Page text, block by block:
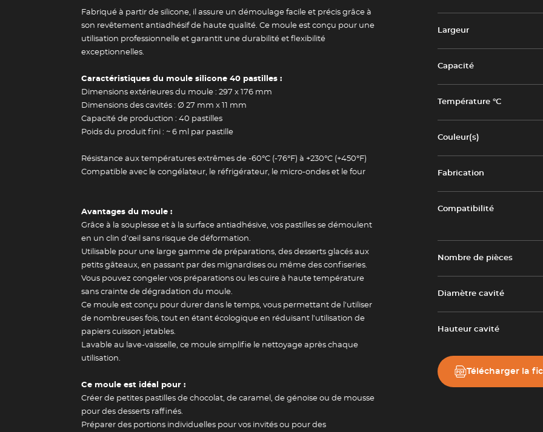
Fabriqué à partir de silicone, il assure un démoulage facile et précis grâce à
son revêtement antiadhésif de haute qualité. Ce moule est conçu pour une
utilisation professionnelle et garantit une durabilité et flexibilité
exceptionnelles.
Caractéristiques du moule silicone 40 pastilles :
Dimensions extérieures du moule : 297 x 176 mm
Dimensions des cavités : Ø 27 mm x 11 mm
Capacité de production : 40 pastilles
Poids du produit fini : ~ 6 ml par pastille
Résistance aux températures extrêmes de -60°C (-76°F) à +230°C (+450°F)
Compatible avec le congélateur, le réfrigérateur, le micro-ondes et le four
Avantages du moule :
Grâce à la souplesse et à la surface antiadhésive, vos pastilles se démoulent
en un clin d’œil sans risque de déformation.
Utilisable pour une large gamme de préparations, des desserts glacés aux
petits gâteaux, en passant par des mignardises ou même des confiseries.
Vous pouvez congeler vos préparations ou les cuire à haute température
sans crainte de dégradation du moule.
Ce moule est conçu pour durer dans le temps, vous permettant de l'utiliser
de nombreuses fois, tout en étant écologique en réduisant l’utilisation de
papiers cuisson jetables.
Lavable au lave-vaisselle, ce moule simplifie le nettoyage après chaque
utilisation.
Ce moule est idéal pour :
Créer de petites pastilles de chocolat, de caramel, de génoise ou de mousse
pour des desserts raffinés.
Préparer des portions individuelles pour vos invités ou pour des
Largeur
Capacité
Température °C
Couleur(s)
Fabrication
Compatibilité
Nombre de pièces
Diamètre cavité
Hauteur cavité
Télécharger la
Guide des tailles
Newsletter